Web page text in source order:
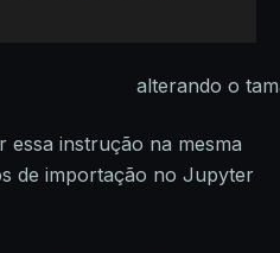
essa instrução na mesma
de importação no Jupyter